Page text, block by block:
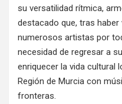
su versatilidad rítmica,
destacado que, tras
numerosos artistas por
necesidad de regresar a
enriquecer la vida cultural
Región de Murcia con
fronteras.